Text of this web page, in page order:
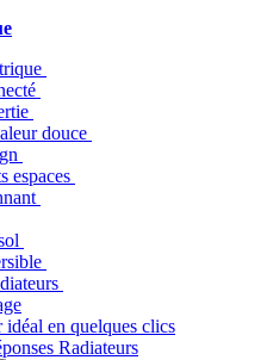
douce
espaces
idéal en quelques clics
Radiateurs